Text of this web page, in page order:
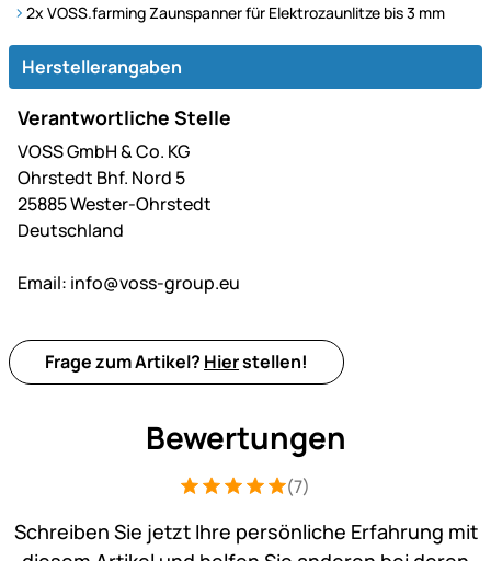
2x VOSS.farming Zaunspanner für Elektrozaunlitze bis 3 mm
Herstellerangaben
Verantwortliche Stelle
VOSS GmbH & Co. KG
Ohrstedt Bhf. Nord 5
25885 Wester-Ohrstedt
Deutschland
Email: info@voss-group.eu
Frage zum Artikel? Hierstellen!
Bewertungen
Bewertung: 5 von 5 (7 Bewertungen)
7 Bewertungen(7)
Schreiben Sie jetzt Ihre persönliche Erfahrung mit